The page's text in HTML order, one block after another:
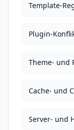
Template-
Plugin-
Theme- und
Cache- und
Server- und